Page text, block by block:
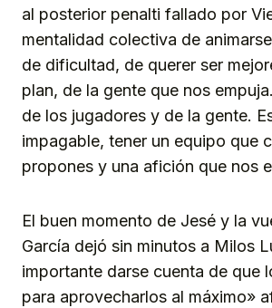
al posterior penalti fallado por
mentalidad colectiva de
de dificultad, de querer ser
plan, de la gente que nos
de los jugadores y de la gente.
impagable, tener un equipo que
propones y una afición que nos
El buen momento de Jesé y la
García dejó sin minutos a Milos
importante darse cuenta de que
para aprovecharlos al máximo»